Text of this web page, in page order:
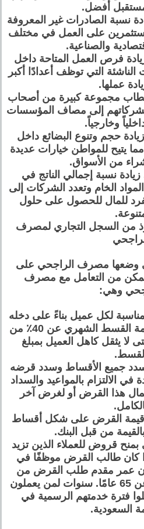
أفضل.
نسبة الصادرات غير المعروفة
على العمل في مختلف
والصناعية.
فرص العمل المتاحة داخل
التي توظف أعدادًا أكبر
عملها.
مجموعة كبيرة من أصحاب
بشركاتهم إلى مصاف المؤسسات
وخارجياً.
حجم وتنوع البضائع داخل
يتيح للمواطن خيارات عديدة
من الأسواق.
نسبة إجمالي الناتج في
الخام وتعدد الشركات إلى
للمال للحصول على حلول
من السجل التجاري لمصرف
وضعها مصرف الراجحي على
يتمكن من التعامل مع مصرف
وهي:
لكل عميل بناءً على دخله
الشهري ، بحيث لا تزيد قيمة القسط الشهري عن 40٪ من
لا يثقل كاهل العميل بمبلغ
القسط.
سدد جميع الأقساط وسدد قرضه
في الالتزام بالمواعيد والسداد
هذا القرض أو لغرض آخر
قيمة القرض على شكل أقساط
من قبل البنك.
قروض للعملاء الذين تزيد
60 عامًا إذا كان طالب القرض موظفًا في
عمر مقدم طلب القرض من
مصرف الراجحي لا يزيد عن 65 عامًا. سنوات لمن يعملون
فترة خدمتهم الرسمية في
السعودية.